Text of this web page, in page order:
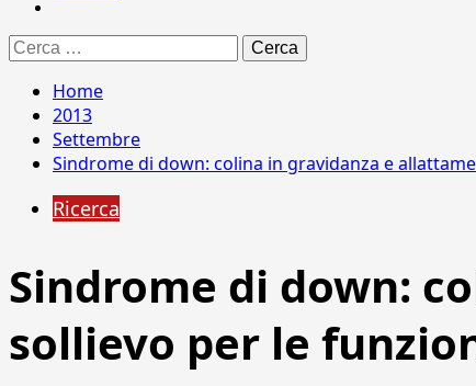
Ricerca
per:
Home
2013
Settembre
Sindrome di down: colina in gravidanza e
Ricerca
Sindrome di down:
sollievo per le